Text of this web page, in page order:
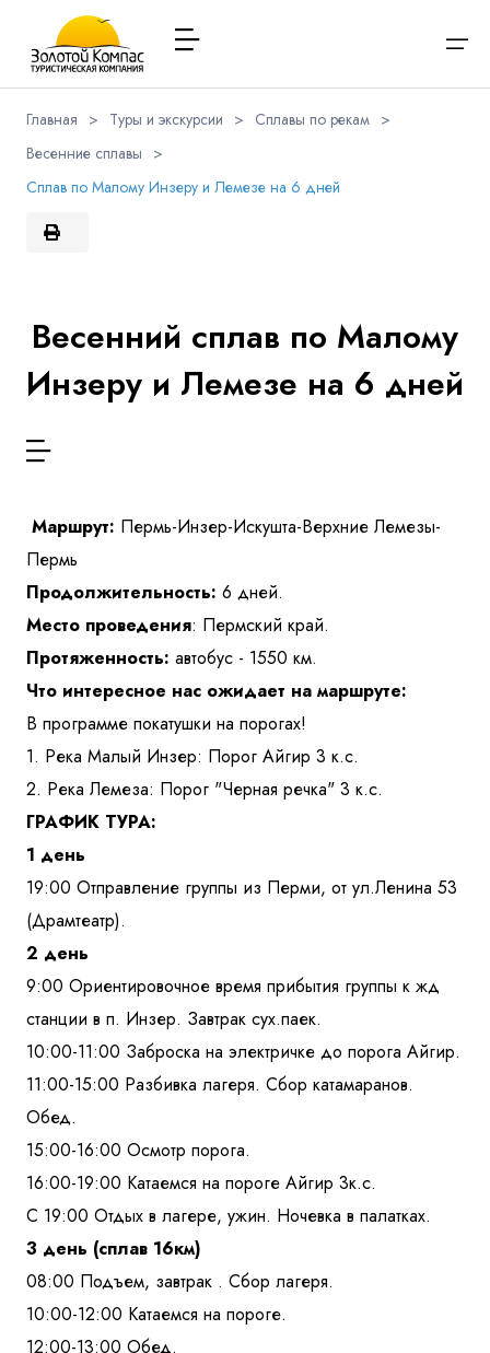
О компании
Туристам
Заказ автобуса
Контакты
Главная > Туры и экскурсии > Сплавы по рекам >
Весенние сплавы >
Сплав по Малому Инзеру и Лемезе на 6 дней
Весенний сплав по Малому
Инзеру и Лемезе на 6 дней
Маршрут: Пермь-Инзер-Искушта-Верхние Лемезы-
Пермь
Продолжительность: 6 дней.
Место проведения: Пермский край.
Протяженность: автобус - 1550 км.
Что интересное нас ожидает на маршруте:
В программе покатушки на порогах!
1. Река Малый Инзер: Порог Айгир 3 к.с.
2. Река Лемеза: Порог "Черная речка" 3 к.с.
ГРАФИК ТУРА:
1 день
19:00 Отправление группы из Перми, от ул.Ленина 53
(Драмтеатр).
2 день
9:00 Ориентировочное время прибытия группы к жд
станции в п. Инзер. Завтрак сух.паек.
10:00-11:00 Заброска на электричке до порога Айгир.
11:00-15:00 Разбивка лагеря. Сбор катамаранов.
Обед.
15:00-16:00 Осмотр порога.
16:00-19:00 Катаемся на пороге Айгир 3к.с.
С 19:00 Отдых в лагере, ужин. Ночевка в палатках.
3 день (сплав 16км)
08:00 Подъем, завтрак . Сбор лагеря.
10:00-12:00 Катаемся на пороге.
12:00-13:00 Обед.
Наличие мест в туре
Варианты заезда
Обратная связь
Куда бы Вы хотели отправиться?
Я даю согласие наобработку персональных данных
ознакомлен с политикой компании в отношении
обработки персональных данных
Отправить
Через ВК Вход / Регистрация
Выберите соц.сеть
Телеграм